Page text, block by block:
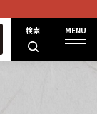
検索 MENU